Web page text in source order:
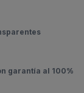
garantía al 100%